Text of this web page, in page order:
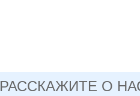
РАССКАЖИТЕ О